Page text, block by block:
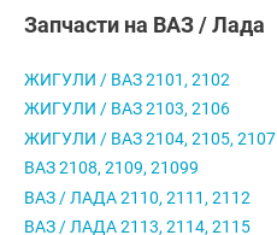
Запчасти на ВАЗ / Лада
ЖИГУЛИ / ВАЗ 2101, 2102
ЖИГУЛИ / ВАЗ 2103, 2106
ЖИГУЛИ / ВАЗ 2104, 2105, 2107
ВАЗ 2108, 2109, 21099
ВАЗ / ЛАДА 2110, 2111, 2112
ВАЗ / ЛАДА 2113, 2114, 2115